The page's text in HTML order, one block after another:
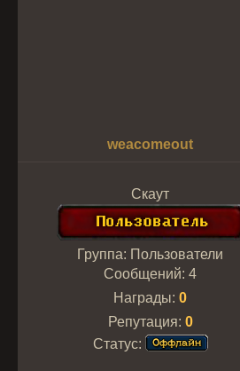
weacomeout
Скаут
Группа: Пользователи
Сообщений: 4
Награды: 0
Репутация: 0
Статус: